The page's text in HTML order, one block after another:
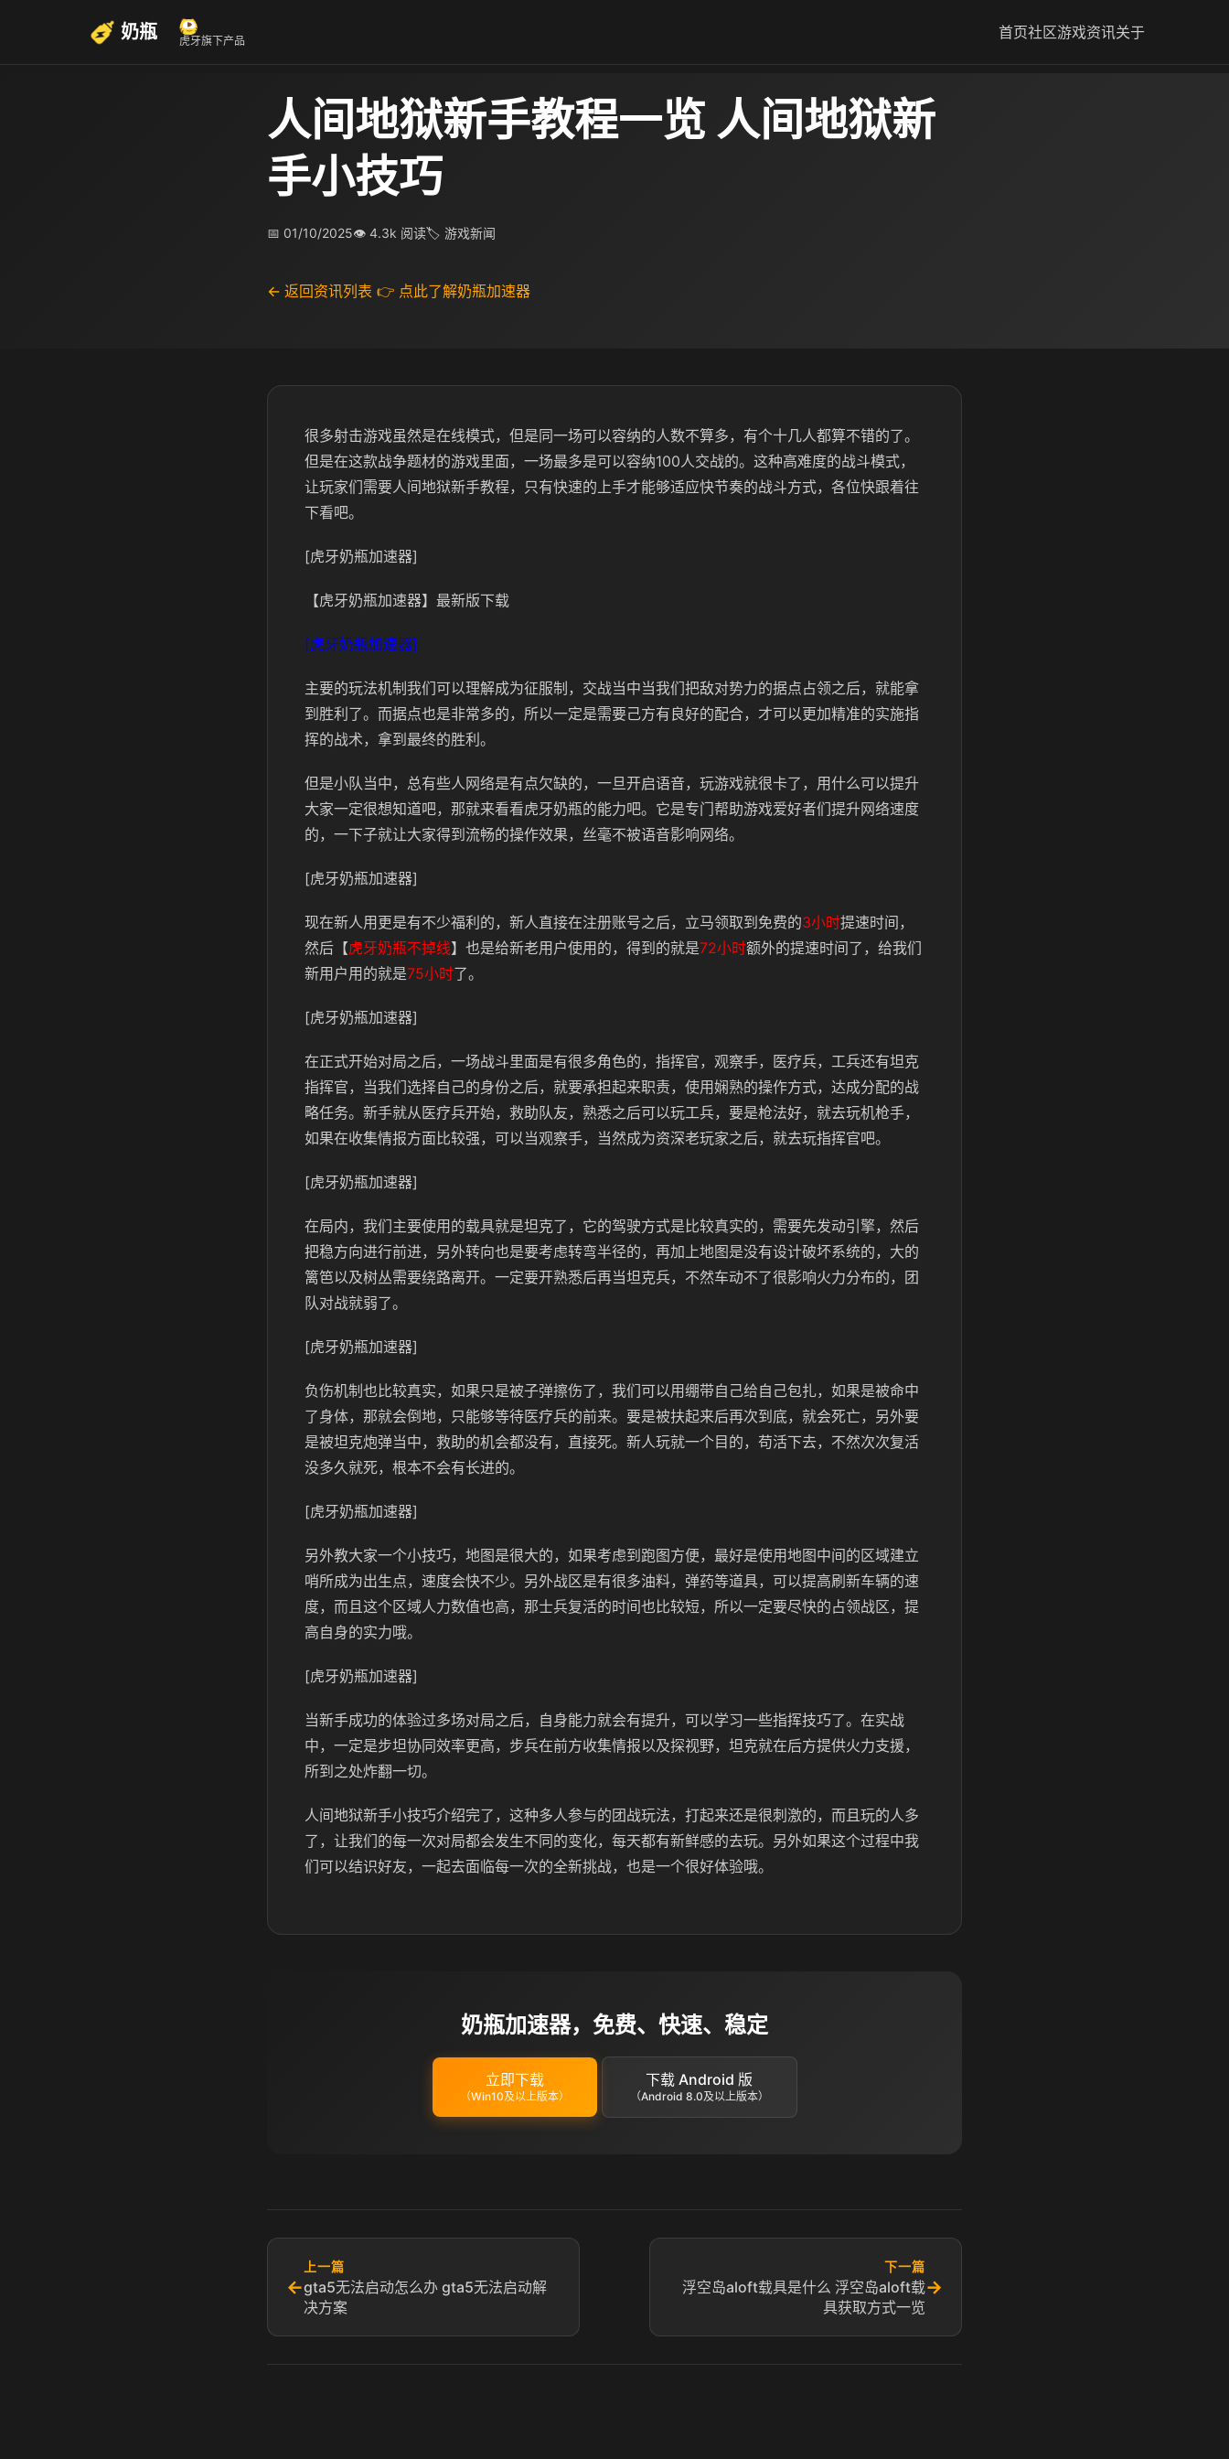
奶瓶 虎牙旗下产品 首页社区游戏资讯关于
人间地狱新手教程一览 人间地狱新
手小技巧
📅 01/10/2025👁 4.3k 阅读🏷 游戏新闻
← 返回资讯列表 👉 点此了解奶瓶加速器
很多射击游戏虽然是在线模式，但是同一场可以容纳的人数不算多，有个十几人都算不错的了。
但是在这款战争题材的游戏里面，一场最多是可以容纳100人交战的。这种高难度的战斗模式，
让玩家们需要人间地狱新手教程，只有快速的上手才能够适应快节奏的战斗方式，各位快跟着往
下看吧。
[虎牙奶瓶加速器]
【虎牙奶瓶加速器】最新版下载
[虎牙奶瓶加速器]
主要的玩法机制我们可以理解成为征服制，交战当中当我们把敌对势力的据点占领之后，就能拿
到胜利了。而据点也是非常多的，所以一定是需要己方有良好的配合，才可以更加精准的实施指
挥的战术，拿到最终的胜利。
但是小队当中，总有些人网络是有点欠缺的，一旦开启语音，玩游戏就很卡了，用什么可以提升
大家一定很想知道吧，那就来看看虎牙奶瓶的能力吧。它是专门帮助游戏爱好者们提升网络速度
的，一下子就让大家得到流畅的操作效果，丝毫不被语音影响网络。
[虎牙奶瓶加速器]
现在新人用更是有不少福利的，新人直接在注册账号之后，立马领取到免费的3小时提速时间，
然后【虎牙奶瓶不掉线】也是给新老用户使用的，得到的就是72小时额外的提速时间了，给我们
新用户用的就是75小时了。
[虎牙奶瓶加速器]
在正式开始对局之后，一场战斗里面是有很多角色的，指挥官，观察手，医疗兵，工兵还有坦克
指挥官，当我们选择自己的身份之后，就要承担起来职责，使用娴熟的操作方式，达成分配的战
略任务。新手就从医疗兵开始，救助队友，熟悉之后可以玩工兵，要是枪法好，就去玩机枪手，
如果在收集情报方面比较强，可以当观察手，当然成为资深老玩家之后，就去玩指挥官吧。
[虎牙奶瓶加速器]
在局内，我们主要使用的载具就是坦克了，它的驾驶方式是比较真实的，需要先发动引擎，然后
把稳方向进行前进，另外转向也是要考虑转弯半径的，再加上地图是没有设计破坏系统的，大的
篱笆以及树丛需要绕路离开。一定要开熟悉后再当坦克兵，不然车动不了很影响火力分布的，团
队对战就弱了。
[虎牙奶瓶加速器]
负伤机制也比较真实，如果只是被子弹擦伤了，我们可以用绷带自己给自己包扎，如果是被命中
了身体，那就会倒地，只能够等待医疗兵的前来。要是被扶起来后再次到底，就会死亡，另外要
是被坦克炮弹当中，救助的机会都没有，直接死。新人玩就一个目的，苟活下去，不然次次复活
没多久就死，根本不会有长进的。
[虎牙奶瓶加速器]
另外教大家一个小技巧，地图是很大的，如果考虑到跑图方便，最好是使用地图中间的区域建立
哨所成为出生点，速度会快不少。另外战区是有很多油料，弹药等道具，可以提高刷新车辆的速
度，而且这个区域人力数值也高，那士兵复活的时间也比较短，所以一定要尽快的占领战区，提
高自身的实力哦。
[虎牙奶瓶加速器]
当新手成功的体验过多场对局之后，自身能力就会有提升，可以学习一些指挥技巧了。在实战
中，一定是步坦协同效率更高，步兵在前方收集情报以及探视野，坦克就在后方提供火力支援，
所到之处炸翻一切。
人间地狱新手小技巧介绍完了，这种多人参与的团战玩法，打起来还是很刺激的，而且玩的人多
了，让我们的每一次对局都会发生不同的变化，每天都有新鲜感的去玩。另外如果这个过程中我
们可以结识好友，一起去面临每一次的全新挑战，也是一个很好体验哦。
奶瓶加速器，免费、快速、稳定
立即下载
（Win10及以上版本）
下载 Android 版
（Android 8.0及以上版本）
←
上一篇
gta5无法启动怎么办 gta5无法启动解
决方案
下一篇
浮空岛aloft载具是什么 浮空岛aloft载
具获取方式一览
→